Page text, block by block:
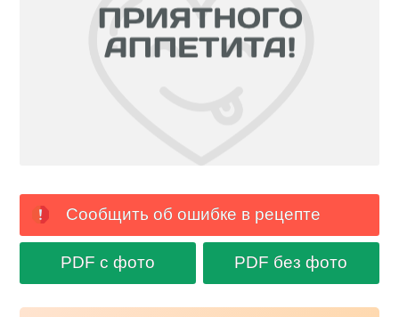
Сообщить об ошибке в рецепте
PDF с фото PDF без фото